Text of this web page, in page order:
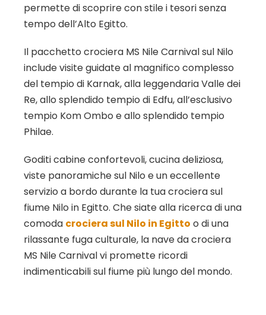
permette di scoprire con stile i tesori senza
tempo dell’Alto Egitto.
Il pacchetto crociera MS Nile Carnival sul Nilo
include visite guidate al magnifico complesso
del tempio di Karnak, alla leggendaria Valle dei
Re, allo splendido tempio di Edfu, all’esclusivo
tempio Kom Ombo e allo splendido tempio
Philae.
Goditi cabine confortevoli, cucina deliziosa,
viste panoramiche sul Nilo e un eccellente
servizio a bordo durante la tua crociera sul
fiume Nilo in Egitto. Che siate alla ricerca di una
comoda crociera sul Nilo in Egitto o di una
rilassante fuga culturale, la nave da crociera
MS Nile Carnival vi promette ricordi
indimenticabili sul fiume più lungo del mondo.